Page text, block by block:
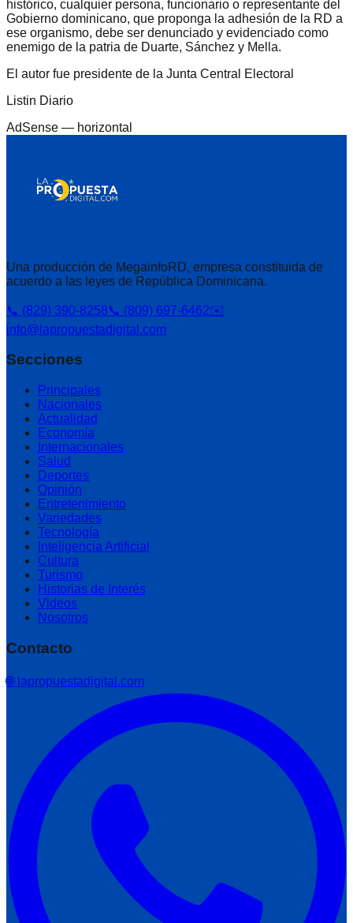
histórico, cualquier persona, funcionario o representante del
Gobierno dominicano, que proponga la adhesión de la RD a
ese organismo, debe ser denunciado y evidenciado como
enemigo de la patria de Duarte, Sánchez y Mella.
El autor fue presidente de la Junta Central Electoral
Listin Diario
AdSense — horizontal
Una producción de MegainfoRD, empresa constituida de
acuerdo a las leyes de República Dominicana.
📞 (829) 390-8258📞 (809) 697-6462✉️
info@lapropuestadigital.com
Secciones
Principales
Nacionales
Actualidad
Economía
Internacionales
Salud
Deportes
Opinión
Entretenimiento
Variedades
Tecnología
Inteligencia Artificial
Cultura
Turismo
Historias de Interés
Videos
Nosotros
Contacto
🌐 lapropuestadigital.com